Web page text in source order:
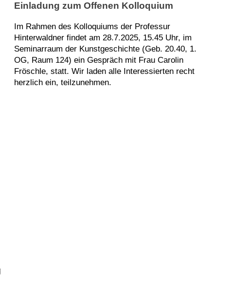
Einladung zum Offenen Kolloquium
Im Rahmen des Kolloquiums der Professur
Hinterwaldner findet am 28.7.2025, 15.45 Uhr, im
Seminarraum der Kunstgeschichte (Geb. 20.40, 1.
OG, Raum 124) ein Gespräch mit Frau Carolin
Fröschle, statt. Wir laden alle Interessierten recht
herzlich ein, teilzunehmen.